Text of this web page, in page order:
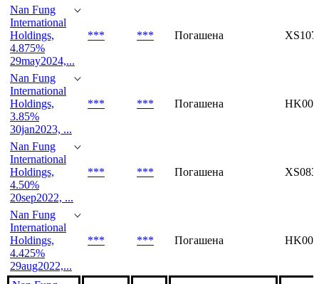
Nan Fung
International
Holdings,
4.875%
29may2024,...
*** *** Погашена
Nan Fung
International
Holdings,
3.85%
30jan2023, ...
*** *** Погашена
Nan Fung
International
Holdings,
4.50%
20sep2022, ...
*** *** Погашена
Nan Fung
International
Holdings,
4.425%
29aug2022,...
*** *** Погашена